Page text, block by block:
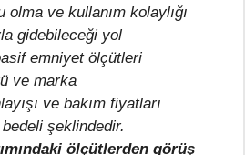
olma ve kullanım kolaylığı
gidebileceği yol
emniyet ölçütleri
ve marka
ve bakım fiyatları
şeklindedir.
ölçütlerden görüş